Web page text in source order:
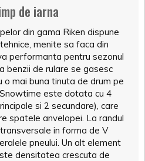
de iarna
din gama Riken dispune
menite sa faca din
performanta pentru sezonul
de rulare se gasesc
o mai buna tinuta de drum pe
este dotata cu 4
si 2 secundare), care
spatele anvelopei. La randul
in forma de V
pneului. Un alt element
densitatea crescuta de